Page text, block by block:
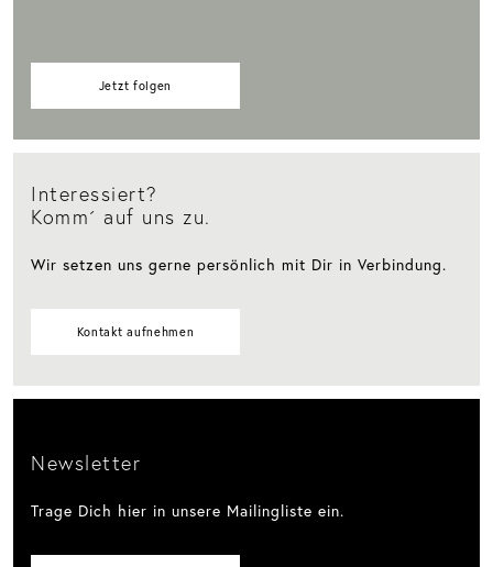
Jetzt folgen
Interessiert?
Komm´ auf uns zu.
Wir setzen uns gerne persönlich mit Dir in Verbindung.
Kontakt aufnehmen
Newsletter
Trage Dich hier in unsere Mailingliste ein.